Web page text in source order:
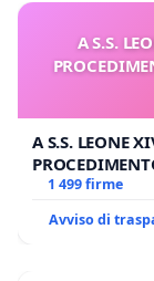
A S.S.
A S.S. LEONE
BENEDETTO XVI
1 499 firme
Avviso di